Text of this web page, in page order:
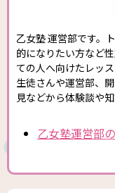
乙女塾 運営部です。
的になりたい方など
ての人へ向けたレッ
生徒さんや運営部、
見などから体験談や
乙女塾運営部